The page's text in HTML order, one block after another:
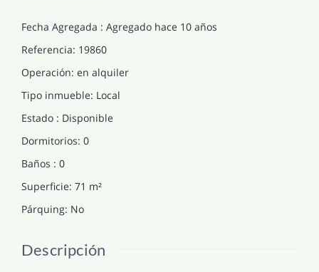
Fecha Agregada : Agregado hace 10 años
Referencia: 19860
Operación: en alquiler
Tipo inmueble: Local
Estado : Disponible
Dormitorios: 0
Baños : 0
Superficie: 71 m²
Párquing: No
Descripción